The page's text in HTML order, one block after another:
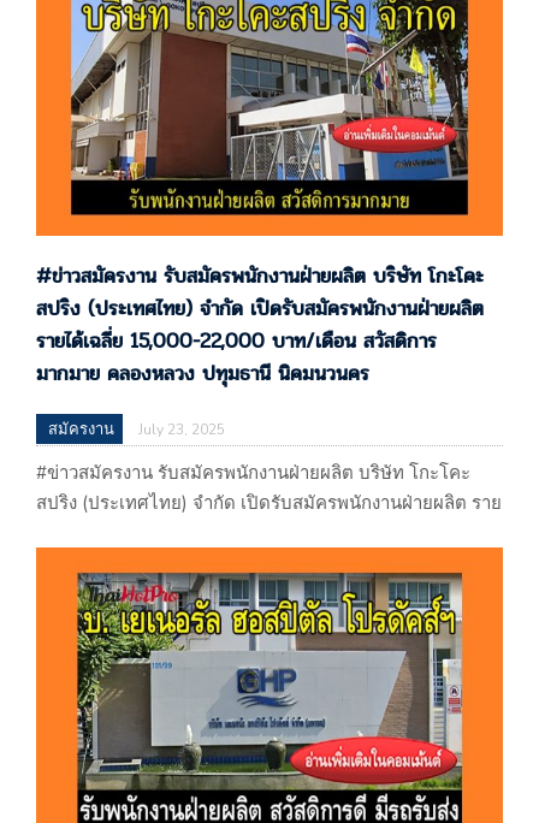
#ข่าวสมัครงาน รับสมัครพนักงานฝ่ายผลิต บริษัท โกะโคะ
สปริง (ประเทศไทย) จำกัด เปิดรับสมัครพนักงานฝ่ายผลิต
รายได้เฉลี่ย 15,000-22,000 บาท/เดือน สวัสดิการ
มากมาย คลองหลวง ปทุมธานี นิคมนวนคร
สมัครงาน July 23, 2025
#ข่าวสมัครงาน รับสมัครพนักงานฝ่ายผลิต บริษัท โกะโคะ
สปริง (ประเทศไทย) จำกัด เปิดรับสมัครพนักงานฝ่ายผลิต ราย
มากมาย คลองหลวง ปทุมธานี นิคมนวนคร หางาน อยุธยา
อุทัย โรจนะ บริษัท โกะโคะ สปริง (ประเทศไทย) จำกัด
60/109 หมู่ 19 นิคมอุตสาหกรรมนวนคร ซอยนวนคร 2 ถนน
พหลโยธิน ตำบลคลองหนึ่ง อำเภอคลองหลวง…